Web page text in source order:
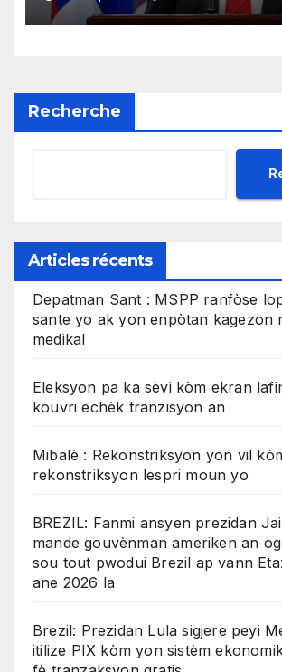
Recherche
Articles récents
Depatman Sant : MSPP ranfòse
sante yo ak yon enpòtan kagezon
medikal
Eleksyon pa ka sèvi kòm ekran
kouvri echèk tranzisyon an
Mibalè : Rekonstriksyon yon vil
rekonstriksyon lespri moun yo
BREZIL: Fanmi ansyen prezidan
mande gouvènman ameriken an
sou tout pwodui Brezil ap vann
ane 2026 la
Brezil: Prezidan Lula sigjere peyi
itilize PIX kòm yon sistèm